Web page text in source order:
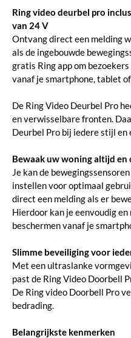
Ring video deurbel pro
van 24 V
Ontvang direct een melding
als de ingebouwde
gratis Ring app om
vanaf je smartphone, tablet of
De Ring Video Deurbel Pro
en verwisselbare fronten.
Deurbel Pro bij iedere stijl en
Bewaak uw woning altijd en
Je kan de
instellen voor optimaal
direct een melding als er
Hierdoor kan je eenvoudig
beschermen vanaf je
Slimme beveiliging voor
Met een ultraslanke
past de Ring Video Doorbell
De Ring video Doorbell Pro
bedrading.
Belangrijkste kenmerken